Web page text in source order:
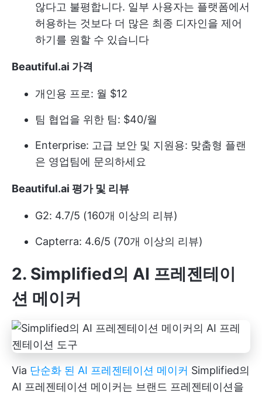
않다고 불평합니다. 일부 사용자는 플랫폼에서
허용하는 것보다 더 많은 최종 디자인을 제어
하기를 원할 수 있습니다
Beautiful.ai 가격
개인용 프로: 월 $12
팀 협업을 위한 팀: $40/월
Enterprise: 고급 보안 및 지원용: 맞춤형 플랜
은 영업팀에 문의하세요
Beautiful.ai 평가 및 리뷰
G2: 4.7/5 (160개 이상의 리뷰)
Capterra: 4.6/5 (70개 이상의 리뷰)
2. Simplified의 AI 프레젠테이
션 메이커
Via 단순화 된 AI 프레젠테이션 메이커 Simplified의
AI 프레젠테이션 메이커는 브랜드 프레젠테이션을